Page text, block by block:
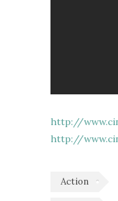
http://
http://
Action